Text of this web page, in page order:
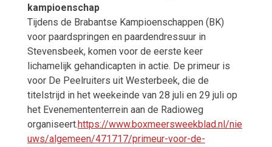
kampioenschap
Tijdens de Brabantse Kampioenschappen (BK)
voor paardspringen en paardendressuur in
Stevensbeek, komen voor de eerste keer
lichamelijk gehandicapten in actie. De primeur is
voor De Peelruiters uit Westerbeek, die de
titelstrijd in het weekeinde van 28 juli en 29 juli op
het Evenemententerrein aan de Radioweg
organiseert.https://www.boxmeersweekblad.nl/nie
uws/algemeen/471717/primeur-voor-de-